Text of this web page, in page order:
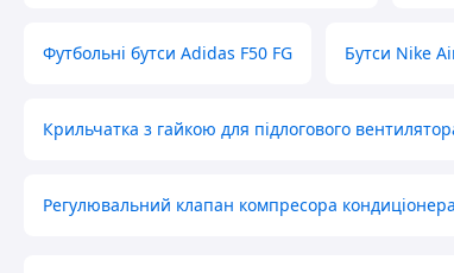
Футбольні бутси Adidas F50 FG Бутси Nike
Крильчатка з гайкою для підлогового
Регулювальний клапан компресора